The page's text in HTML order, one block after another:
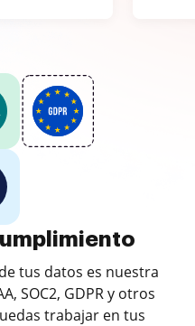
tus datos es nuestra
SOC2, GDPR y otros
trabajar en tus